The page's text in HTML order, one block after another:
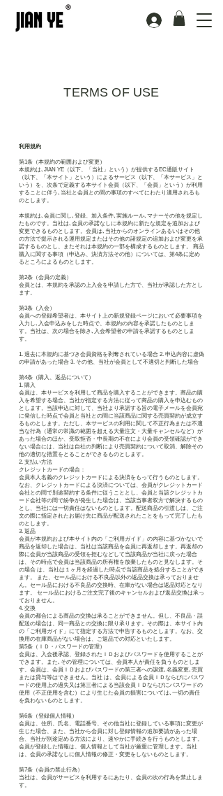
TERMS OF USE
利用規約
第1条（本規約の範囲および変更）
本規約は､JIAN YE（以下、「当社」という）が提供するEC通販サイト
（以下、「本サイト」という）によるサービス（以下、「本サービス」と
いう）を、次条で定義する本サイト会員（以下、「会員」という）が利用
することに伴う､当社と会員との間の事項のすべてにわたり適用されるも
のとします。
本規約は､会員に関し､登録、加入条件､実施ルール､マナーその他を規定し
たものです。当社は､会員の承諾なしに本規約に新たな規定を追加および
変更できるものとします。会員は､当社からのオンラインあるいはその他
の方法で提示される運用規定またはその他の諸規定の追加および変更を承
諾するものとし、またそれは本規約の一部を構成するものとします。 商品
購入に関する事項（申込み、決済方法その他）については、第4条に定め
るところによるものとします。
第2条（会員の定義）
会員とは、本規約を承認の上入会を申請した方で、当社が承認した方とし
ます。
第3条（入会）
会員への登録希望者は、本サイト上の新規登録ページにおいて必要事項を
入力し､入会申込みをした時点で、本規約の内容を承諾したものとしま
す。当社は、次の場合を除き､入会希望者の申請を承諾するものとしま
す。
1. 過去に本規約に基づき会員資格を剥奪されている場合 2. 申込内容に虚偽
の申請があった場合 3. その他、当社が会員として不適切と判断した場合
第4条（購入、返品について）
1. 購入
会員は、本サービスを利用して商品を購入することができます。商品の購
入を希望する場合、当社が指定する方法に従って商品の購入を申込むもの
とします。当該申込に対して、当社より承諾する旨の電子メールを会員宛
に発信した時点で会員と当社との間に当該商品に関する売買契約が成立す
るものとします。ただし、本サービスの利用に関して不正行為または不適
当な行為（通常の常識の範囲を超える大量注文・大量キャンセルなど）が
あった場合のほか、受取拒否・中長期の不在により会員の受領確認ができ
ない場合には、当社は自社の判断により売買契約について取消、解除その
他の適切な措置をとることができるものとします。
2. 支払い方法
クレジットカードの場合：
会員本人名義のクレジットカードによる決済をもって行うものとします。
なお、クレジットカードによる決済については、会員がクレジットカード
会社との間で別途契約する条件に従うこととし、会員と当該クレジットカ
ード会社等の間で紛争が発生した場合は、当該当事者双方で解決するもの
とし、当社には一切責任はないものとします。配送商品の引渡しは、ご注
文の際に指定されたお届け先に商品が配送されたことをもって完了したも
のとします。
3. 返品
会員が本規約および本サイト内の「ご利用ガイド」の内容に基づかないで
商品を返却した場合は、当社は当該商品を会員に再返却します。再返却の
際に会員が当該商品の受領を拒むなどして当該商品が当社に戻った場合
は、その時点で会員は当該商品の所有権を放棄したものと見なします。そ
の場合 は、当社は１ヶ月を経過した時点で当該商品を処分することができ
ます。 また、セール品における不良品以外の返品交換は承っておりませ
ん。セール品における不良品の交換時、在庫がない場合は返品対応となり
ます。 セール品におけるご注文完了後のキャンセルおよび返品交換は承っ
ておりません。
4. 交換
会員の都合による商品の交換は承ることができません。但し、不良品・誤
配送の場合は、同一商品との交換に限り承ります。その際は、本サイト内
の「ご利用ガイド」にて指定する方法で申告するものとします。なお、交
換用の在庫商品がない場合は、ご返品での対応といたします。
第5条（ＩＤ・パスワードの管理）
会員は、入会後承認、登録されたＩＤおよびパスワードを使用することが
できます。また､その管理については、会員本人が責任を負うものとしま
す。会員は、会員ＩＤおよびパスワードの第三者への譲渡､名義変更､売買
または貸与等はできません。当社 は、会員による会員ＩＤならびにパスワ
ードの使用上の過失又は第三者による当該会員ＩＤならびにパスワードの
使用（不正使用を含む）により生じた会員の損害については､一切の責任
を負わないものとします。
第6条（登録個人情報）
会員は、住所、氏名、電話番号、その他当社に登録している事項に変更が
生じた場合、また、当社から会員に対し登録情報の追加要請があった場
合、当社が別途定める方法により、速やかに手続きを行うものとします。
会員が登録した情報は、個人情報として当社が厳重に管理します。当社
は、会員の承諾なしに個人情報の修正・変更をしないものとします。
第7条（会員の禁止行為）
当社は、会員がサービスを利用するにあたり、会員の次の行為を禁止しま
す。